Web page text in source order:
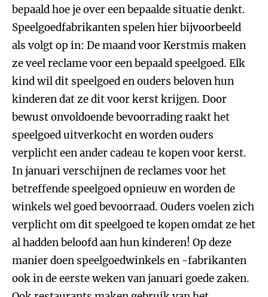
bepaald hoe je over een bepaalde situatie denkt.
Speelgoedfabrikanten spelen hier bijvoorbeeld
als volgt op in: De maand voor Kerstmis maken
ze veel reclame voor een bepaald speelgoed. Elk
kind wil dit speelgoed en ouders beloven hun
kinderen dat ze dit voor kerst krijgen. Door
bewust onvoldoende bevoorrading raakt het
speelgoed uitverkocht en worden ouders
verplicht een ander cadeau te kopen voor kerst.
In januari verschijnen de reclames voor het
betreffende speelgoed opnieuw en worden de
winkels wel goed bevoorraad. Ouders voelen zich
verplicht om dit speelgoed te kopen omdat ze het
al hadden beloofd aan hun kinderen! Op deze
manier doen speelgoedwinkels en -fabrikanten
ook in de eerste weken van januari goede zaken.